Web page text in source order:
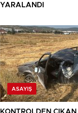
YARALANDI
ASAYIŞ